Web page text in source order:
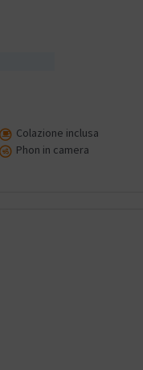
Colazione inclusa
Phon in camera